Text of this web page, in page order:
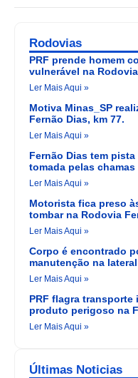
Rodovias
PRF prende homem
vulnerável na
Ler Mais Aqui »
Motiva Minas_SP
Fernão Dias, km 77.
Ler Mais Aqui »
Fernão Dias tem
tomada pelas chamas
Ler Mais Aqui »
Motorista fica preso
tombar na Rodovia
Ler Mais Aqui »
Corpo é encontrado
manutenção na
Ler Mais Aqui »
PRF flagra
produto perigoso na
Ler Mais Aqui »
Últimas Noticias